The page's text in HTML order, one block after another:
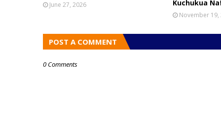
June 27, 2026
Kuchukua
November 19,
POST A COMMENT
0 Comments